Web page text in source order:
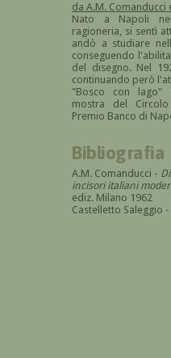
da A.M. Comanducci
Nato a Napoli
ragioneria, si sentì
andò a studiare
conseguendo
del disegno. Nel
continuando però
"Bosco con lago"
mostra del
Premio Banco di
Bibliografia
A.M. Comanducci -
incisori italiani
ediz. Milano 1962
Castelletto Saleggio -